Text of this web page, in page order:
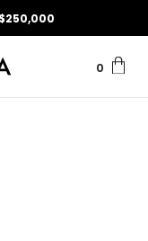
$250,000
0